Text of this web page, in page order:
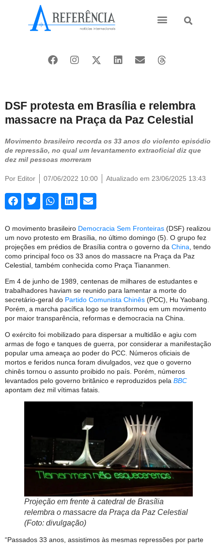
DSF protesta em Brasília e relembra
massacre na Praça da Paz Celestial
Movimento brasileiro recorda os 33 anos do violento episódio
de repressão, no qual um levantamento extraoficial diz que
dez mil pessoas morreram
Por Editor 07/06/2022 10:00 Atualizado em 23/06/2025 13:43
O movimento brasileiro Democracia Sem Fronteiras (DSF) realizou
um novo protesto em Brasília, no último domingo (5). O grupo fez
projeções em prédios de Brasília contra o governo da China , tendo
como principal foco os 33 anos do massacre na Praça da Paz
Celestial, também conhecida como Praça Tiananmen.
Em 4 de junho de 1989, centenas de milhares de estudantes e
trabalhadores haviam se reunido para lamentar a morte do
secretário-geral do Partido Comunista Chinês (PCC), Hu Yaobang.
Porém, a marcha pacífica logo se transformou em um movimento
por maior transparência, reformas e democracia na China.
O exército foi mobilizado para dispersar a multidão e agiu com
armas de fogo e tanques de guerra, por considerar a manifestação
popular uma ameaça ao poder do PCC. Números oficiais de
mortos e feridos nunca foram divulgados, vez que o governo
chinês tornou o assunto proibido no país. Porém, números
levantados pelo governo britânico e reproduzidos pela BBC
apontam dez mil vítimas fatais.
Projeção em frente à catedral de Brasília
relembra o massacre da Praça da Paz Celestial
(Foto: divulgação)
“Passados 33 anos, assistimos às mesmas repressões por parte